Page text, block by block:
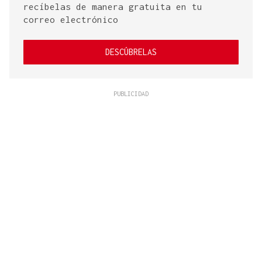
recíbelas de manera gratuita en tu
correo electrónico
DESCÚBRELAS